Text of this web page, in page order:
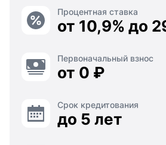
Процентная ставка
от 10,9% до
Первоначальный взнос
от 0 ₽
Срок кредитования
до 5 лет